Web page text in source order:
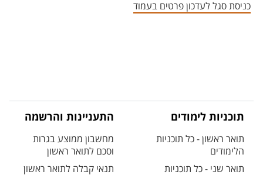
כניסת סגל לעדכון פרטים בעמוד
תוכניות לימודים
תואר ראשון - כל תוכניות
הלימודים
תואר שני - כל תוכניות
התעניינות והרשמה
מחשבון ממוצע בגרות
וסכם לתואר ראשון
תנאי קבלה לתואר ראשון